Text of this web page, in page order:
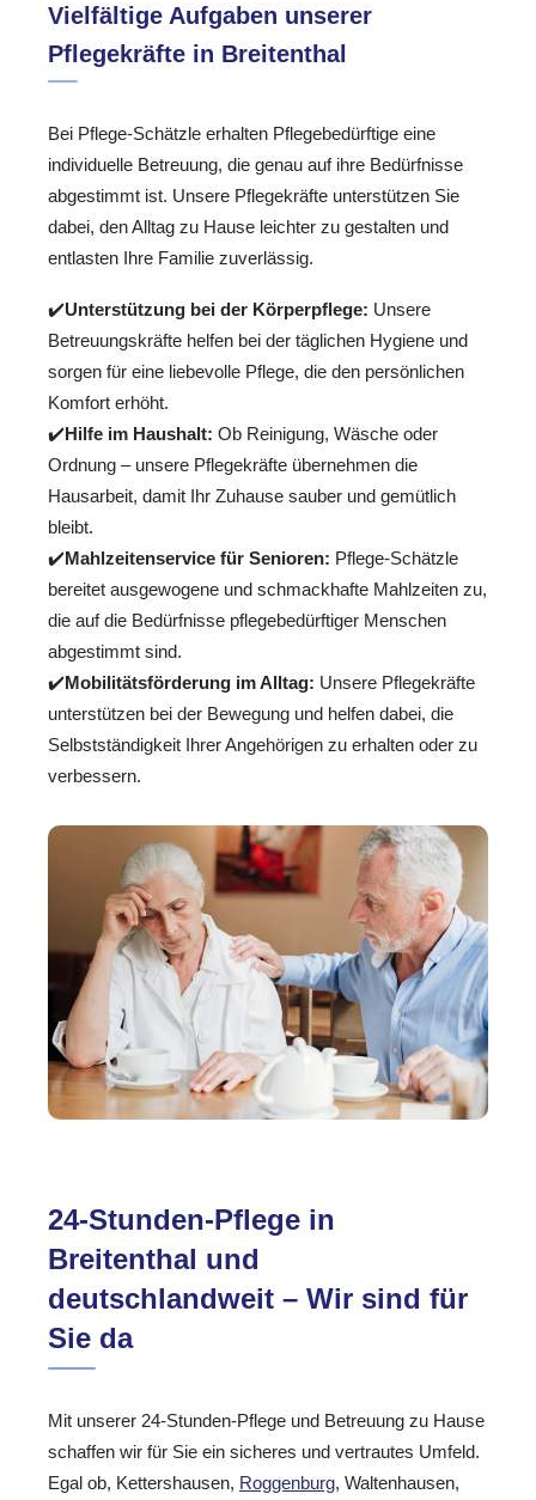
Vielfältige Aufgaben unserer
Pflegekräfte in Breitenthal
Bei Pflege-Schätzle erhalten Pflegebedürftige eine
individuelle Betreuung, die genau auf ihre Bedürfnisse
abgestimmt ist. Unsere Pflegekräfte unterstützen Sie
dabei, den Alltag zu Hause leichter zu gestalten und
entlasten Ihre Familie zuverlässig.
✔️Unterstützung bei der Körperpflege: Unsere
Betreuungskräfte helfen bei der täglichen Hygiene und
sorgen für eine liebevolle Pflege, die den persönlichen
Komfort erhöht.
✔️Hilfe im Haushalt: Ob Reinigung, Wäsche oder
Ordnung – unsere Pflegekräfte übernehmen die
Hausarbeit, damit Ihr Zuhause sauber und gemütlich
bleibt.
✔️Mahlzeitenservice für Senioren: Pflege-Schätzle
bereitet ausgewogene und schmackhafte Mahlzeiten zu,
die auf die Bedürfnisse pflegebedürftiger Menschen
abgestimmt sind.
✔️Mobilitätsförderung im Alltag: Unsere Pflegekräfte
unterstützen bei der Bewegung und helfen dabei, die
Selbstständigkeit Ihrer Angehörigen zu erhalten oder zu
verbessern.
24-Stunden-Pflege in
Breitenthal und
deutschlandweit – Wir sind für
Sie da
Mit unserer 24-Stunden-Pflege und Betreuung zu Hause
schaffen wir für Sie ein sicheres und vertrautes Umfeld.
Egal ob, Kettershausen, Roggenburg, Waltenhausen,